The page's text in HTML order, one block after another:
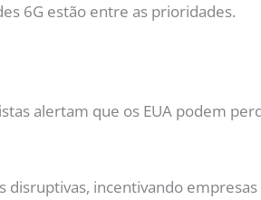
6G estão entre as prioridades.
alertam que os EUA podem
disruptivas, incentivando empresas